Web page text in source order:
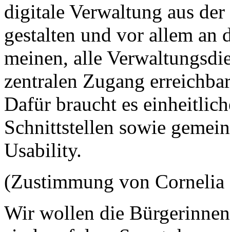
digitale Verwaltung aus
gestalten und vor allem
meinen, alle
zentralen Zugang
Dafür braucht es
Schnittstellen sowie
Usability.
(Zustimmung von
Wir wollen die